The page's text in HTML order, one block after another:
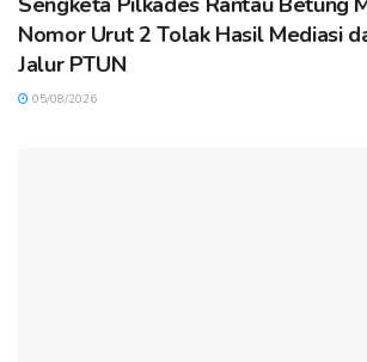
Nomor Urut 2 Tolak Hasil Mediasi
Jalur PTUN
05/08/2026